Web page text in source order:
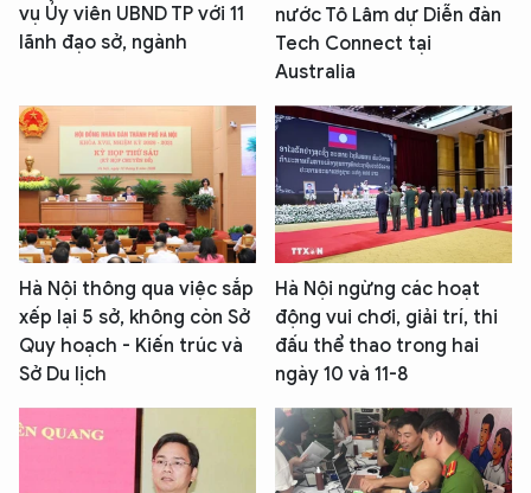
vụ Ủy viên UBND TP với 11
lãnh đạo sở, ngành
nước Tô Lâm dự Diễn đàn
Tech Connect tại
Australia
Hà Nội thông qua việc sắp
xếp lại 5 sở, không còn Sở
Quy hoạch - Kiến trúc và
Sở Du lịch
Hà Nội ngừng các hoạt
động vui chơi, giải trí, thi
đấu thể thao trong hai
ngày 10 và 11-8